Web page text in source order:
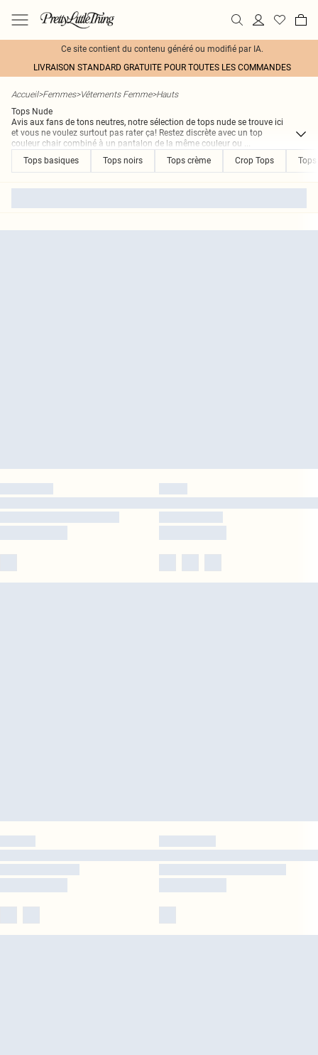
Ce site contient du contenu généré ou modifié par IA.
LIVRAISON STANDARD GRATUITE POUR TOUTES LES COMMANDES
Accueil>Femmes>Vêtements Femme>Hauts
Tops Nude
Avis aux fans de tons neutres, notre sélection de tops nude se trouve ici
et vous ne voulez surtout pas rater ça! Restez discrète avec un top
couleur chair combiné à un pantalon de la même couleur ou ...
Tops basiques
Tops noirs Tops crème Crop Tops